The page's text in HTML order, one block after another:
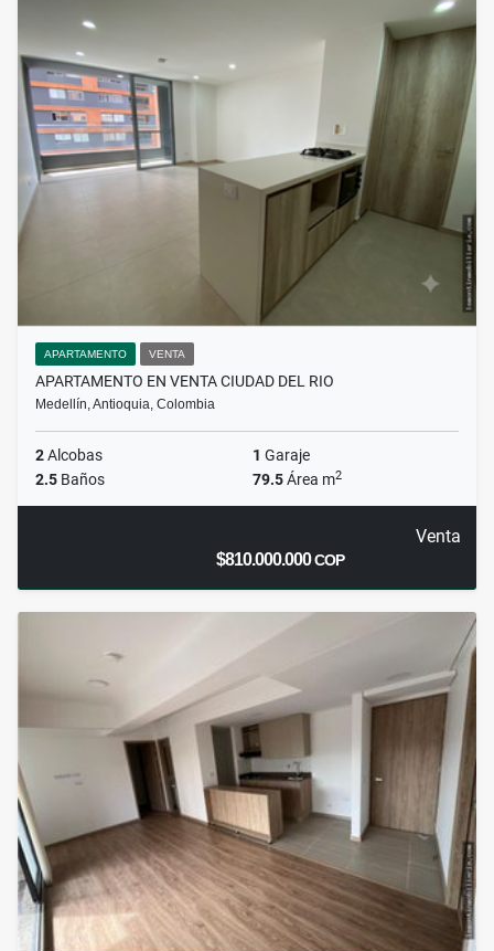
APARTAMENTO VENTA
APARTAMENTO EN VENTA CIUDAD DEL RIO
Medellín, Antioquia, Colombia
2Alcobas 1 Garaje
2.5 Baños 79.5Área m2
Venta
$810.000.000COP